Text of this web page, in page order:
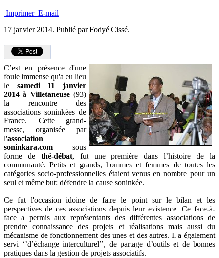
Imprimer E-mail
17 janvier 2014. Publié par Fodyé Cissé.
C’est en présence d'une
foule immense qu'a eu lieu
le samedi 11 janvier
2014 à Villetaneuse(93)
la rencontre des
associations soninkées de
France. Cette grand-
messe, organisée par
l'association
soninkara.com sous
forme de thé-débat, fut une première dans l’histoire de la
communauté. Petits et grands, hommes et femmes de toutes les
catégories socio-professionnelles étaient venus en nombre pour un
seul et même but: défendre la cause soninkée.
Ce fut l'occasion idoine de faire le point sur le bilan et les
perspectives de ces associations depuis leur existence. Ce face-à-
face a permis aux représentants des différentes associations de
prendre connaissance des projets et réalisations mais aussi du
mécanisme de fonctionnement des unes et des autres. Il a également
servi ‘’d’échange interculturel’’, de partage d’outils et de bonnes
pratiques dans la gestion de projets associatifs.